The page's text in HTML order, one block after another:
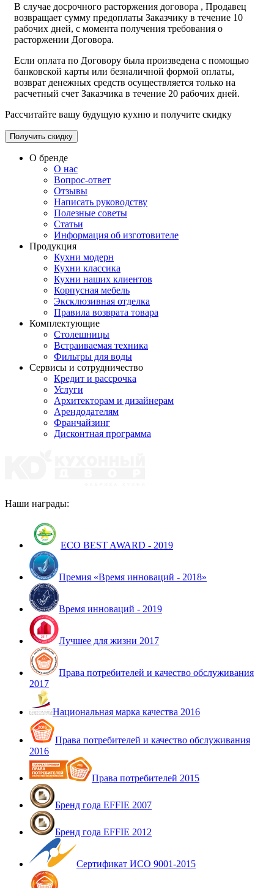
В случае досрочного расторжения договора , Продавец
возвращает сумму предоплаты Заказчику в течение 10
рабочих дней, с момента получения требования о
расторжении Договора.
Если оплата по Договору была произведена с помощью
банковской карты или безналичной формой оплаты,
возврат денежных средств осуществляется только на
расчетный счет Заказчика в течение 20 рабочих дней.
Рассчитайте вашу будущую кухню и получите скидку
Получить скидку
О бренде
О нас
Вопрос-ответ
Отзывы
Написать руководству
Полезные советы
Статьи
Информация об изготовителе
Продукция
Кухни модерн
Кухни классика
Кухни наших клиентов
Корпусная мебель
Эксклюзивная отделка
Правила возврата товара
Комплектующие
Столешницы
Встраиваемая техника
Фильтры для воды
Сервисы и сотрудничество
Кредит и рассрочка
Услуги
Архитекторам и дизайнерам
Арендодателям
Франчайзинг
Дисконтная программа
Наши награды:
ECO BEST AWARD - 2019
Премия «Время инноваций - 2018»
Время инноваций - 2019
Лучшее для жизни 2017
Права потребителей и качество обслуживания
2017
Национальная марка качества 2016
Права потребителей и качество обслуживания
2016
Права потребителей 2015
Бренд года EFFIE 2007
Бренд года EFFIE 2012
Сертификат ИСО 9001-2015